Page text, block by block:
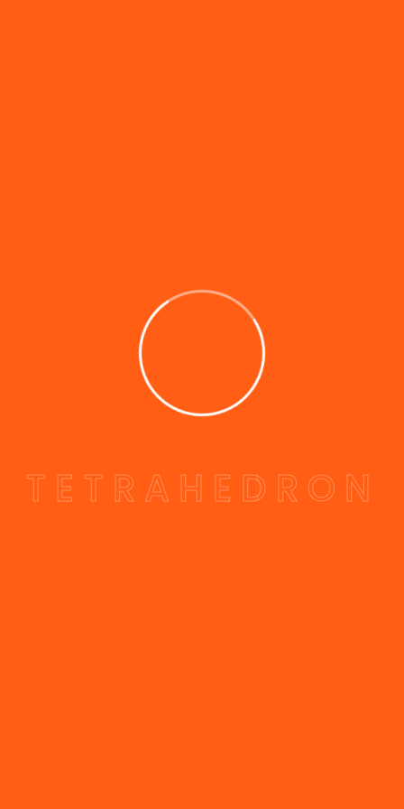
T E T R A H E D RO N